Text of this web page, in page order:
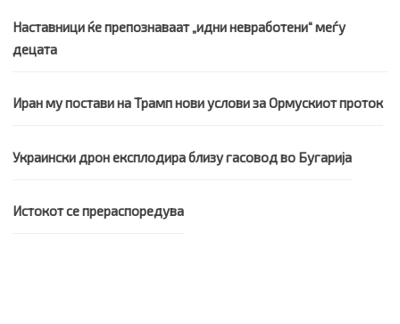
Наставници ќе препознаваат „идни невработени“ меѓу
децата
Иран му постави на Трамп нови услови за Ормускиот проток
Украински дрон експлодира близу гасовод во Бугарија
Истокот се прераспоредува